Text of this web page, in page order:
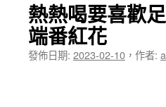
熱熱喝要喜歡
端番紅花
發佈日期: 2023-02-10 ， 作者: